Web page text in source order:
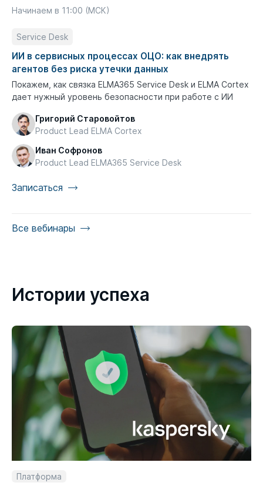
Начинаем в 11:00 (МСК)
Service Desk
ИИ в сервисных процессах ОЦО: как внедрять
агентов без риска утечки данных
Покажем, как связка ELMA365 Service Desk и ELMA Cortex
дает нужный уровень безопасности при работе с ИИ
Григорий Старовойтов
Product Lead ELMA Cortex
Иван Софронов
Product Lead ELMA365 Service Desk
Записаться
Все вебинары
Истории успеха
Платформа